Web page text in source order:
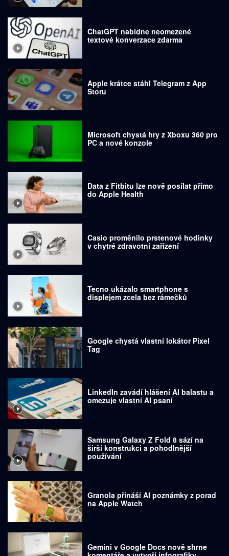
ChatGPT nabídne neomezené
textové konverzace zdarma
Apple krátce stáhl Telegram z App
Storu
Microsoft chystá hry z Xboxu 360 pro
PC a nové konzole
Data z Fitbitu lze nově posílat přímo
do Apple Health
Casio proměnilo prstenové hodinky
v chytré zdravotní zařízení
Tecno ukázalo smartphone s
displejem zcela bez rámečků
Google chystá vlastní lokátor Pixel
Tag
LinkedIn zavádí hlášení AI balastu a
omezuje vlastní AI psaní
Samsung Galaxy Z Fold 8 sází na
širší konstrukci a pohodlnější
používání
Granola přináší AI poznámky z porad
na Apple Watch
Gemini v Google Docs nově shrne